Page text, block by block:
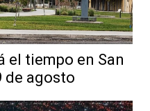
el tiempo en San
de agosto